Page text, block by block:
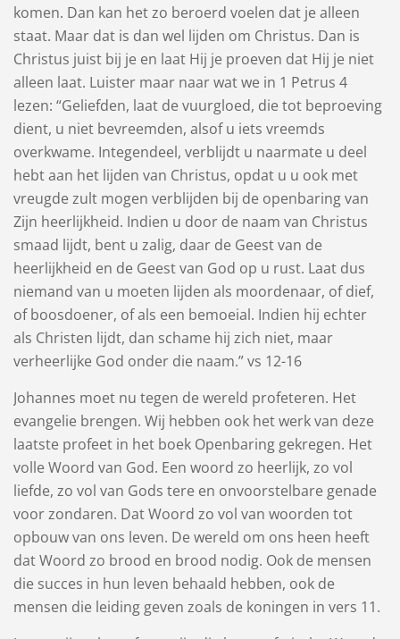
komen. Dan kan het zo beroerd voelen dat je alleen
staat. Maar dat is dan wel lijden om Christus. Dan is
Christus juist bij je en laat Hij je proeven dat Hij je niet
alleen laat. Luister maar naar wat we in 1 Petrus 4
lezen: “Geliefden, laat de vuurgloed, die tot beproeving
dient, u niet bevreemden, alsof u iets vreemds
overkwame. Integendeel, verblijdt u naarmate u deel
hebt aan het lijden van ​Christus, opdat u u ook met
vreugde zult mogen verblijden bij de openbaring van
Zijn heerlijkheid. Indien u door de naam van ​Christus​
smaad lijdt, bent u zalig, daar de Geest van de
heerlijkheid en de Geest van God op u rust. Laat dus
niemand van u moeten lijden als ​moordenaar, of ​dief,
of boosdoener, of als een bemoeial. Indien hij echter
als ​Christen​ lijdt, dan schame hij zich niet, maar
verheerlijke God onder die naam.” vs 12-16
Johannes moet nu tegen de wereld profeteren. Het
evangelie brengen. Wij hebben ook het werk van deze
laatste profeet in het boek Openbaring gekregen. Het
volle Woord van God. Een woord zo heerlijk, zo vol
liefde, zo vol van Gods tere en onvoorstelbare genade
voor zondaren. Dat Woord zo vol van woorden tot
opbouw van ons leven. De wereld om ons heen heeft
dat Woord zo brood en brood nodig. Ook de mensen
die succes in hun leven behaald hebben, ook de
mensen die leiding geven zoals de koningen in vers 11.